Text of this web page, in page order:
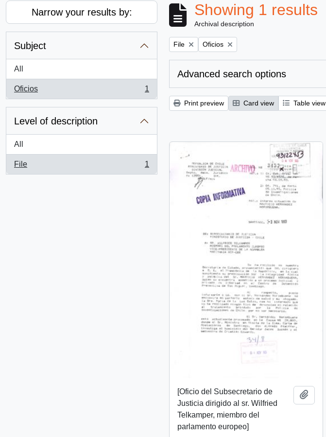
Narrow your results by:
Subject
All
Oficios
, 1 results
1
Level of description
All
File
, 1 results
1
Showing 1 results
Archival description
Remove filter:
File Remove filter:
Oficios
Advanced search options
Print preview Card view Table view
[Oficio del Subsecretario de
Justicia dirigido al sr. Wilfried
Telkamper, miembro del
parlamento europeo]